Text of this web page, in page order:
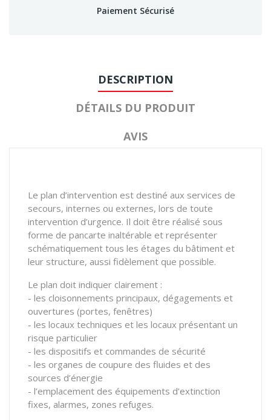
Paiement Sécurisé
DESCRIPTION
DÉTAILS DU PRODUIT
AVIS
Le plan d’intervention est destiné aux services de
secours, internes ou externes, lors de toute
intervention d’urgence. Il doit être réalisé sous
forme de pancarte inaltérable et représenter
schématiquement tous les étages du bâtiment et
leur structure, aussi fidèlement que possible.
Le plan doit indiquer clairement :
- les cloisonnements principaux, dégagements et
ouvertures (portes, fenêtres)
- les locaux techniques et les locaux présentant un
risque particulier
- les dispositifs et commandes de sécurité
- les organes de coupure des fluides et des
sources d’énergie
- l’emplacement des équipements d’extinction
fixes, alarmes, zones refuges.